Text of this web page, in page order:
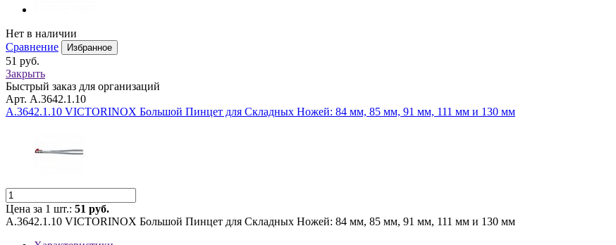
Нет в наличии
Сравнение
Избранное
51 руб.
Закрыть
Быстрый заказ для организаций
Арт. A.3642.1.10
A.3642.1.10 VICTORINOX Большой Пинцет для Складных Ножей: 84 мм, 85 мм, 91 мм, 111 мм и 130 мм
Цена за 1 шт.: 51 руб.
A.3642.1.10 VICTORINOX Большой Пинцет для Складных Ножей: 84 мм, 85 мм, 91 мм, 111 мм и 130 мм